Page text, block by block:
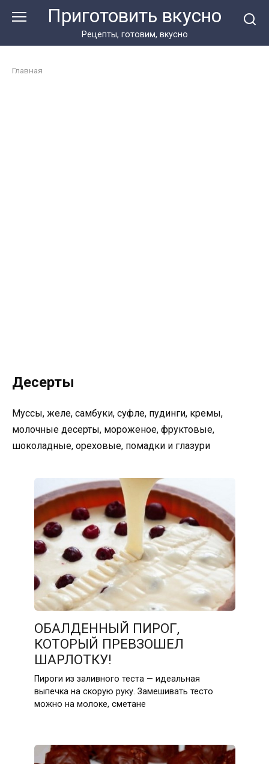
Приготовить вкусно
Рецепты, готовим, вкусно
Главная
Десерты
Муссы, желе, самбуки, суфле, пудинги, кремы,
молочные десерты, мороженое, фруктовые,
шоколадные, ореховые, помадки и глазури
ОБАЛДЕННЫЙ ПИРОГ,
КОТОРЫЙ ПРЕВЗОШЕЛ
ШАРЛОТКУ!
Пироги из заливного теста — идеальная
выпечка на скорую руку. Замешивать тесто
можно на молоке, сметане